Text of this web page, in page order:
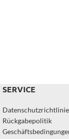
SERVICE
Datenschutzrichtlinie
Rückgabepolitik